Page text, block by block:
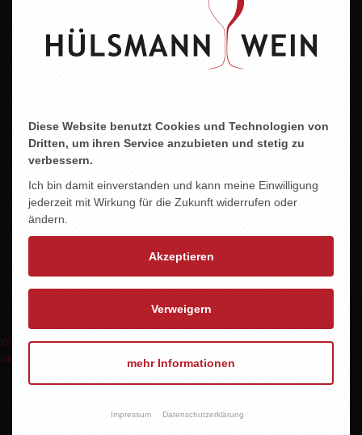
Region
11,0% vol.
Allergene
Abfüller/Erzeuger
Weinpakete Weinmomente Keine Weine Wein Abo Events Shop
Geschenke Express
Diese Website benutzt Cookies und Technologien von
Dritten, um ihren Service anzubieten und stetig zu
verbessern.
Ich bin damit einverstanden und kann meine Einwilligung
jederzeit mit Wirkung für die Zukunft widerrufen oder
ändern.
Akzeptieren
Verweigern
mehr Informationen
Impressum Datenschutzerklärung